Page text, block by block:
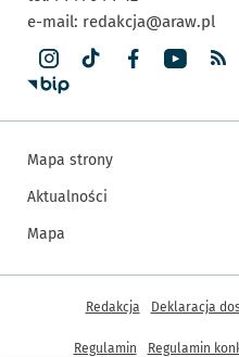
e-mail: redakcja@araw.pl
Mapa strony
Aktualności
Mapa
Inne informacje
Redakcja Deklaracja
Regulamin Regulamin